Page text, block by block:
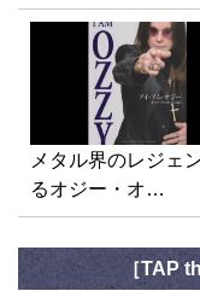
メタル界のレジェ
るオジー・オ…
［TAP